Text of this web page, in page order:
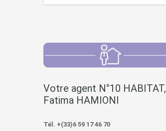
Votre agent N°10 HABITAT,
Fatima HAMIONI
Tél. +(33)6 59 17 46 70